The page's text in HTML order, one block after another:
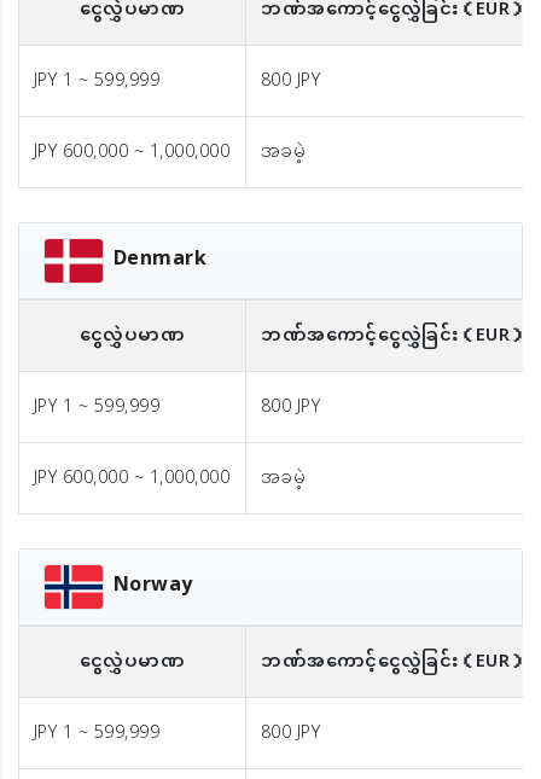
ငွေလွှဲပမာဏ ဘဏ်အကောင့်ငွေလွှဲခြင်း（EUR）
JPY 1 ~ 599,999
800 JPY
JPY 600,000 ~ 1,000,000
အခမဲ့
Denmark
ငွေလွှဲပမာဏ ဘဏ်အကောင့်ငွေလွှဲခြင်း（EUR）
JPY 1 ~ 599,999
800 JPY
JPY 600,000 ~ 1,000,000
အခမဲ့
Norway
ငွေလွှဲပမာဏ ဘဏ်အကောင့်ငွေလွှဲခြင်း（EUR）
JPY 1 ~ 599,999
800 JPY